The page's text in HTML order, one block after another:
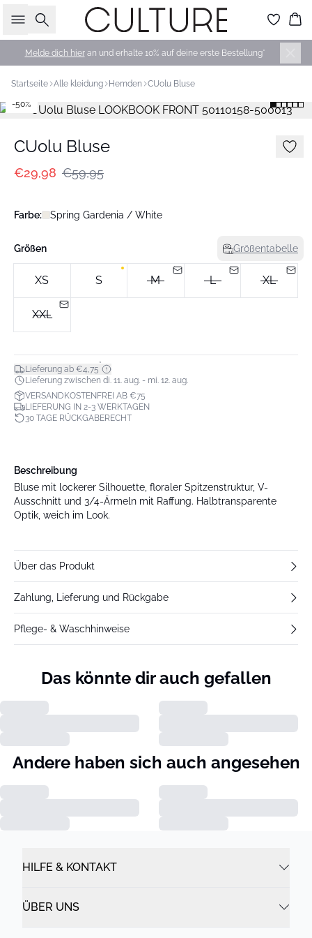
Suche
Melde dich hieran und erhalte 10% auf deine erste Bestellung*
Startseite Alle kleidung Hemden CUolu Bluse
-50%
CUolu Bluse
€29,98 €59,95
Farbe: Spring Gardenia / White
Größen Größentabelle
XS S M L XL
XXL
Lieferung ab €4,75*
Lieferung zwischen di. 11. aug. - mi. 12. aug.
VERSANDKOSTENFREI AB €75
LIEFERUNG IN 2-3 WERKTAGEN
30 TAGE RÜCKGABERECHT
Beschreibung
Bluse mit lockerer Silhouette, floraler Spitzenstruktur, V-
Ausschnitt und 3/4-Ärmeln mit Raffung. Halbtransparente
Optik, weich im Look.
Über das Produkt
Zahlung, Lieferung und Rückgabe
Pflege- & Waschhinweise
Das könnte dir auch gefallen
Andere haben sich auch angesehen
HILFE & KONTAKT
ÜBER UNS